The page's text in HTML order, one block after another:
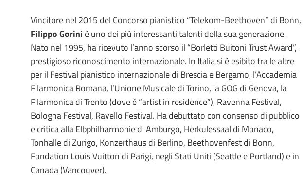
Vincitore nel 2015 del Concorso pianistico “Telekom-Beethoven” di Bonn,
Filippo Gorini è uno dei più interessanti talenti della sua generazione.
Nato nel 1995, ha ricevuto l’anno scorso il “Borletti Buitoni Trust Award”,
prestigioso riconoscimento internazionale. In Italia si è esibito tra le altre
per il Festival pianistico internazionale di Brescia e Bergamo, l’Accademia
Filarmonica Romana, l’Unione Musicale di Torino, la GOG di Genova, la
Filarmonica di Trento (dove è “artist in residence”), Ravenna Festival,
Bologna Festival, Ravello Festival. Ha debuttato con consenso di pubblico
e critica alla Elbphilharmonie di Amburgo, Herkulessaal di Monaco,
Tonhalle di Zurigo, Konzerthaus di Berlino, Beethovenfest di Bonn,
Fondation Louis Vuitton di Parigi, negli Stati Uniti (Seattle e Portland) e in
Canada (Vancouver).